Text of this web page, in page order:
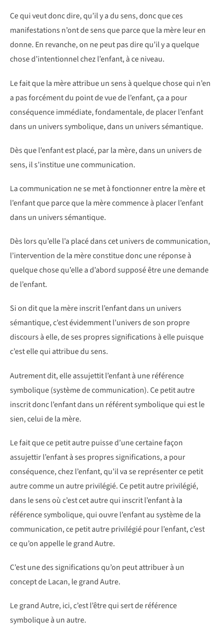
Ce qui veut donc dire, qu’il y a du sens, donc que ces
manifestations n’ont de sens que parce que la mère leur en
donne. En revanche, on ne peut pas dire qu’il y a quelque
chose d’intentionnel chez l’enfant, à ce niveau.
Le fait que la mère attribue un sens à quelque chose qui n’en
a pas forcément du point de vue de l’enfant, ça a pour
conséquence immédiate, fondamentale, de placer l’enfant
dans un univers symbolique, dans un univers sémantique.
Dès que l’enfant est placé, par la mère, dans un univers de
sens, il s’institue une communication.
La communication ne se met à fonctionner entre la mère et
l’enfant que parce que la mère commence à placer l’enfant
dans un univers sémantique.
Dès lors qu’elle l’a placé dans cet univers de communication,
l’intervention de la mère constitue donc une réponse à
quelque chose qu’elle a d’abord supposé être une demande
de l’enfant.
Si on dit que la mère inscrit l’enfant dans un univers
sémantique, c’est évidemment l’univers de son propre
discours à elle, de ses propres significations à elle puisque
c’est elle qui attribue du sens.
Autrement dit, elle assujettit l’enfant à une référence
symbolique (système de communication). Ce petit autre
inscrit donc l’enfant dans un référent symbolique qui est le
sien, celui de la mère.
Le fait que ce petit autre puisse d’une certaine façon
assujettir l’enfant à ses propres significations, a pour
conséquence, chez l’enfant, qu’il va se représenter ce petit
autre comme un autre privilégié. Ce petit autre privilégié,
dans le sens où c’est cet autre qui inscrit l’enfant à la
référence symbolique, qui ouvre l’enfant au système de la
communication, ce petit autre privilégié pour l’enfant, c’est
ce qu’on appelle le grand Autre.
C’est une des significations qu’on peut attribuer à un
concept de Lacan, le grand Autre.
Le grand Autre, ici, c’est l’être qui sert de référence
symbolique à un autre.